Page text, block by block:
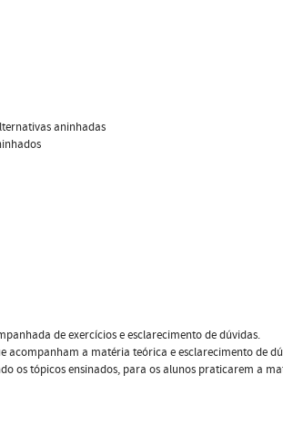
aninhadas
de exercícios e esclarecimento de dúvidas.
a matéria teórica e esclarecimento de
os tópicos ensinados, para os alunos praticarem a